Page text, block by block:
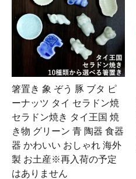
箸置き 象 ぞう 豚 ブタ ピ
ーナッツ タイ セラドン焼
セラドン焼き タイ王国 焼
き物 グリーン 青 陶器 食器
器 かわいい おしゃれ 海外
製 お土産※再入荷の予定
はありません